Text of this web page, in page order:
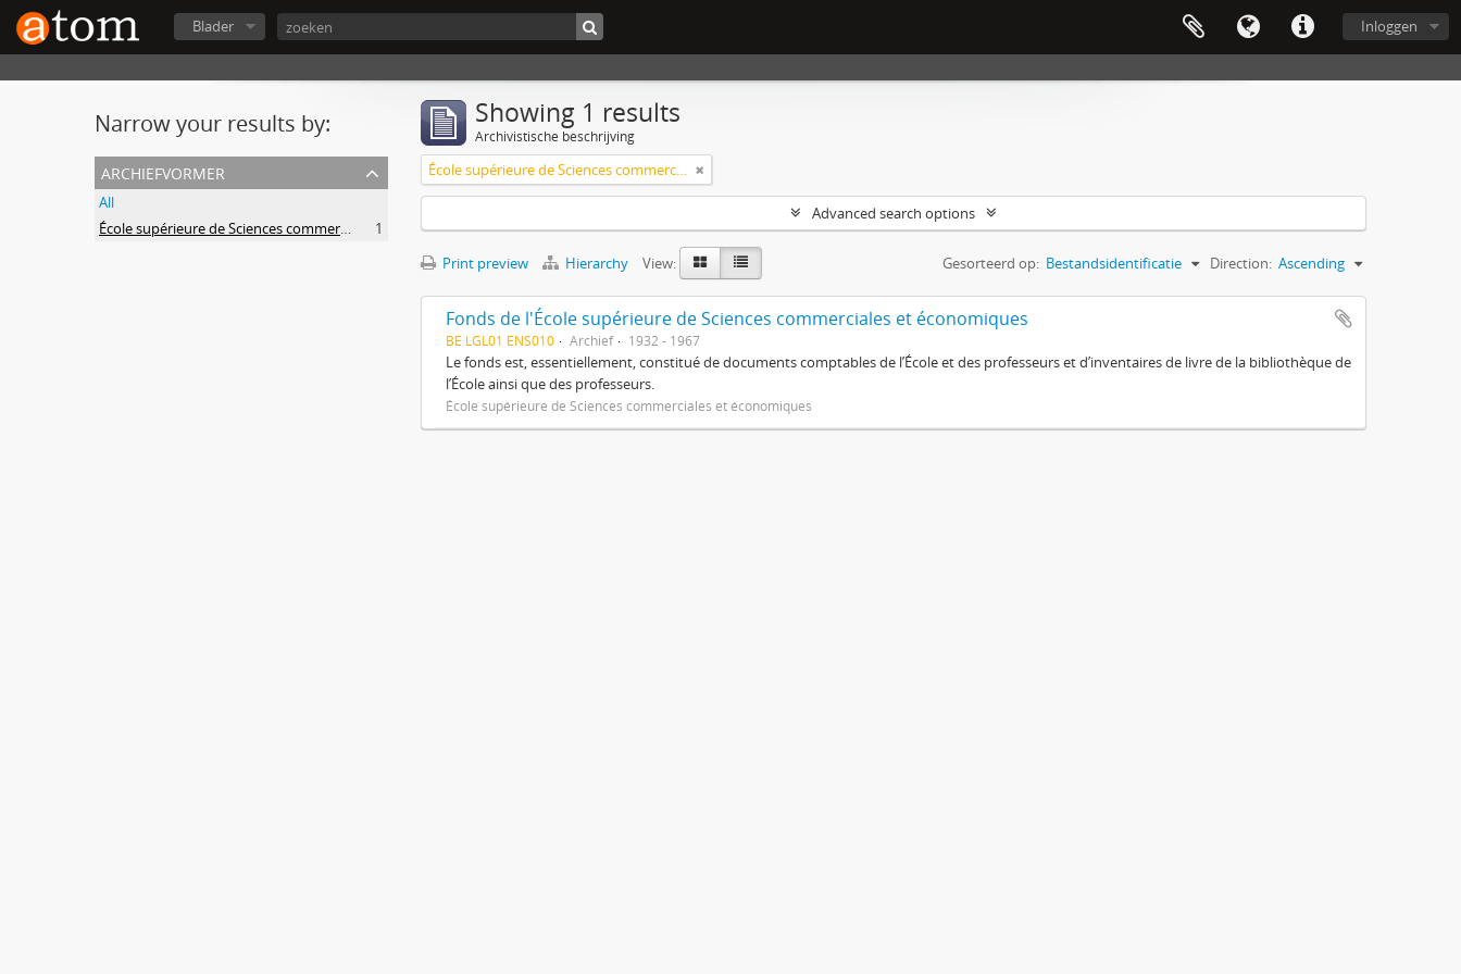
Inloggen
Blader
Narrow your results by:
archiefvormer
All
École supérieure de Sciences commerciales et économiques
1
Showing 1 results
Archivistische beschrijving
École supérieure de Sciences commerciales et économiques
Advanced search options
Print preview Hierarchy View: Gesorteerd op: Bestandsidentificatie Direction: Ascending
Fonds de l'École supérieure de Sciences commerciales et économiques
BE LGL01 ENS010 Archief 1932 - 1967
Le fonds est, essentiellement, constitué de documents comptables de l’École et des professeurs et d’inventaires de livre de la bibliothèque de
l’École ainsi que des professeurs.
École supérieure de Sciences commerciales et économiques